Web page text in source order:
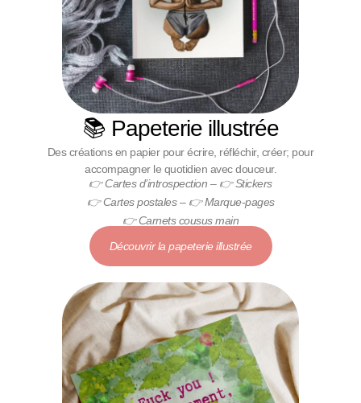
📚 Papeterie illustrée
Des créations en papier pour écrire, réfléchir, créer; pour
accompagner le quotidien avec douceur.
👉Cartes d’introspection – 👉Stickers
👉Cartes postales– 👉Marque-pages
👉Carnets cousus main
Découvrir la papeterie illustrée